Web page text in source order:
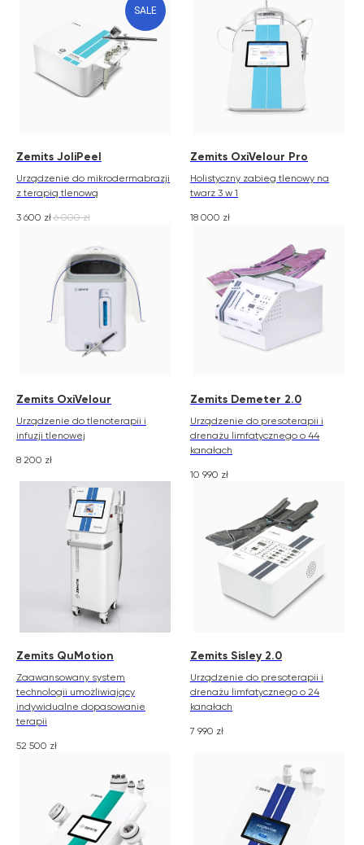
SALE
Zemits JoliPeel
Urządzenie do mikrodermabrazji
z terapią tlenową
3 600 zł 6 000 zł
Zemits OxiVelour Pro
Holistyczny zabieg tlenowy na
twarz 3 w 1
18 000 zł
Zemits OxiVelour
Urządzenie do tlenoterapii i
infuzji tlenowej
8 200 zł
Zemits Demeter 2.0
Urządzenie do presoterapii i
drenażu limfatycznego o 44
kanałach
10 990 zł
Zemits QuMotion
Zaawansowany system
technologii umożliwiający
indywidualne dopasowanie
terapii
52 500 zł
Zemits Sisley 2.0
Urządzenie do presoterapii i
drenażu limfatycznego o 24
kanałach
7 990 zł